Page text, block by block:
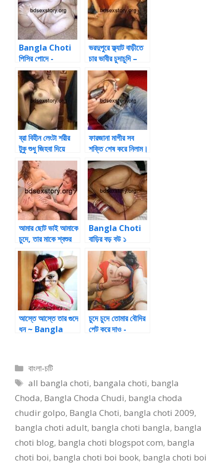
Bangla Choti
পিসির পোদে -
Bangla Choti
ভরদুপুরে ফ্ল্যাট বাড়ীতে
চার ভাবীর চুদাচুদি –
flat barite
char vabir
chudachudi
ব্রা বিহীন লেংটা শরীর
টুকু শুধু জিহবা দিয়ে
চাটতে লাগলাম -bra
bihin lengta
sorir sudhu
jihobba diye
chat te
laglam চটি পড়ুন-
Bangla Choti
Online
ফারজানা মাগীর সব
শক্তি শেষ করে নিলাম।
Bangla Choti
আমার ছোট ভাই আমাকে
চুদে, তার মাকে শ্বশুর
চুদে vai amake
chude tar
make soshur
chude Online
Bangla Choti
বাড়ির বড় বউ ১
আস্তে আস্তে তার গুদে
ধন ~ Bangla
চুদে চুদে তোমার বৌদির
পেট করে দাও -
Categories
বাংলা-চটি
Tags
all bangla choti, bangala choti, bangla
Choda, Bangla Choda Chudi, bangla choda
chudir golpo, Bangla Choti, bangla choti 2009,
bangla choti adult, bangla choti bangla, bangla
choti blog, bangla choti blogspot com, bangla
choti boi, bangla choti boi book, bangla choti boi